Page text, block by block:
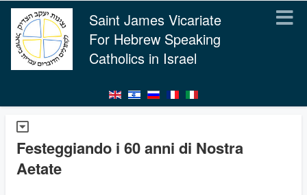
Saint James Vicariate
For Hebrew Speaking
Catholics in Israel
Festeggiando i 60 anni di Nostra
Aetate